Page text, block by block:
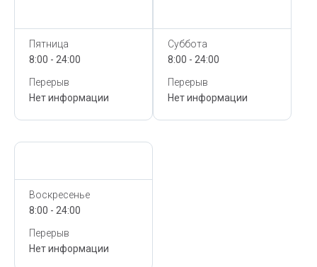
Пятница
8:00 - 24:00
Перерыв
Нет информации
Суббота
8:00 - 24:00
Перерыв
Нет информации
Воскресенье
8:00 - 24:00
Перерыв
Нет информации